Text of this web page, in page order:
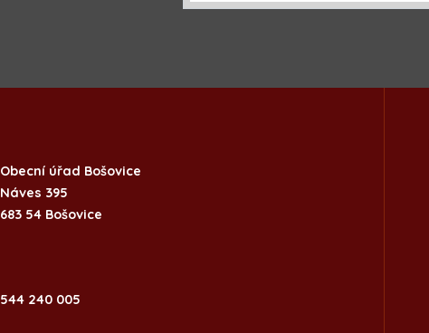
Obecní úřad Bošovice
Náves 395
683 54 Bošovice
544 240 005